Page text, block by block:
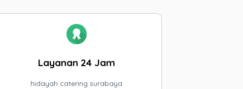
Layanan 24 Jam
hidayah catering surabaya